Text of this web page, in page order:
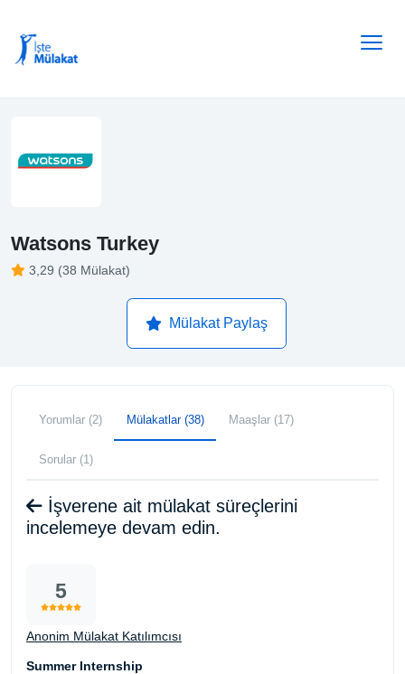
Watsons Turkey
3,29 (38 Mülakat)
Mülakat Paylaş
Yorumlar (2) Mülakatlar (38) Maaşlar (17)
Sorular (1)
İşverene ait mülakat süreçlerini
incelemeye devam edin.
5
Anonim Mülakat Katılımcısı
Summer Internship